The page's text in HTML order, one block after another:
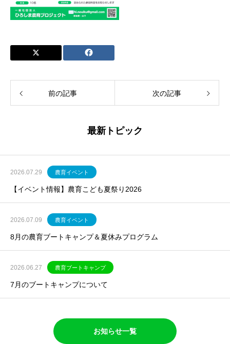
前の記事 次の記事
最新トピック
2026.07.29 農育イベント
【イベント情報】農育こども夏祭り2026
2026.07.09 農育イベント
8月の農育ブートキャンプ＆夏休みプログラム
2026.06.27 農育ブートキャンプ
7月のブートキャンプについて
お知らせ一覧